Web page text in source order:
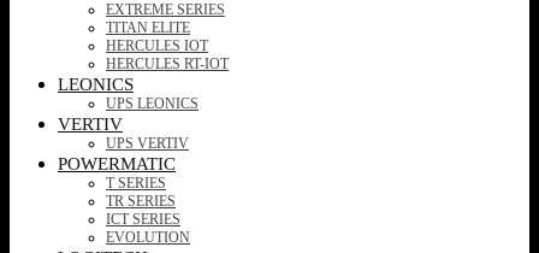
EXTREME SERIES
TITAN ELITE
HERCULES IOT
HERCULES RT-IOT
LEONICS
UPS LEONICS
VERTIV
UPS VERTIV
POWERMATIC
T SERIES
TR SERIES
ICT SERIES
EVOLUTION